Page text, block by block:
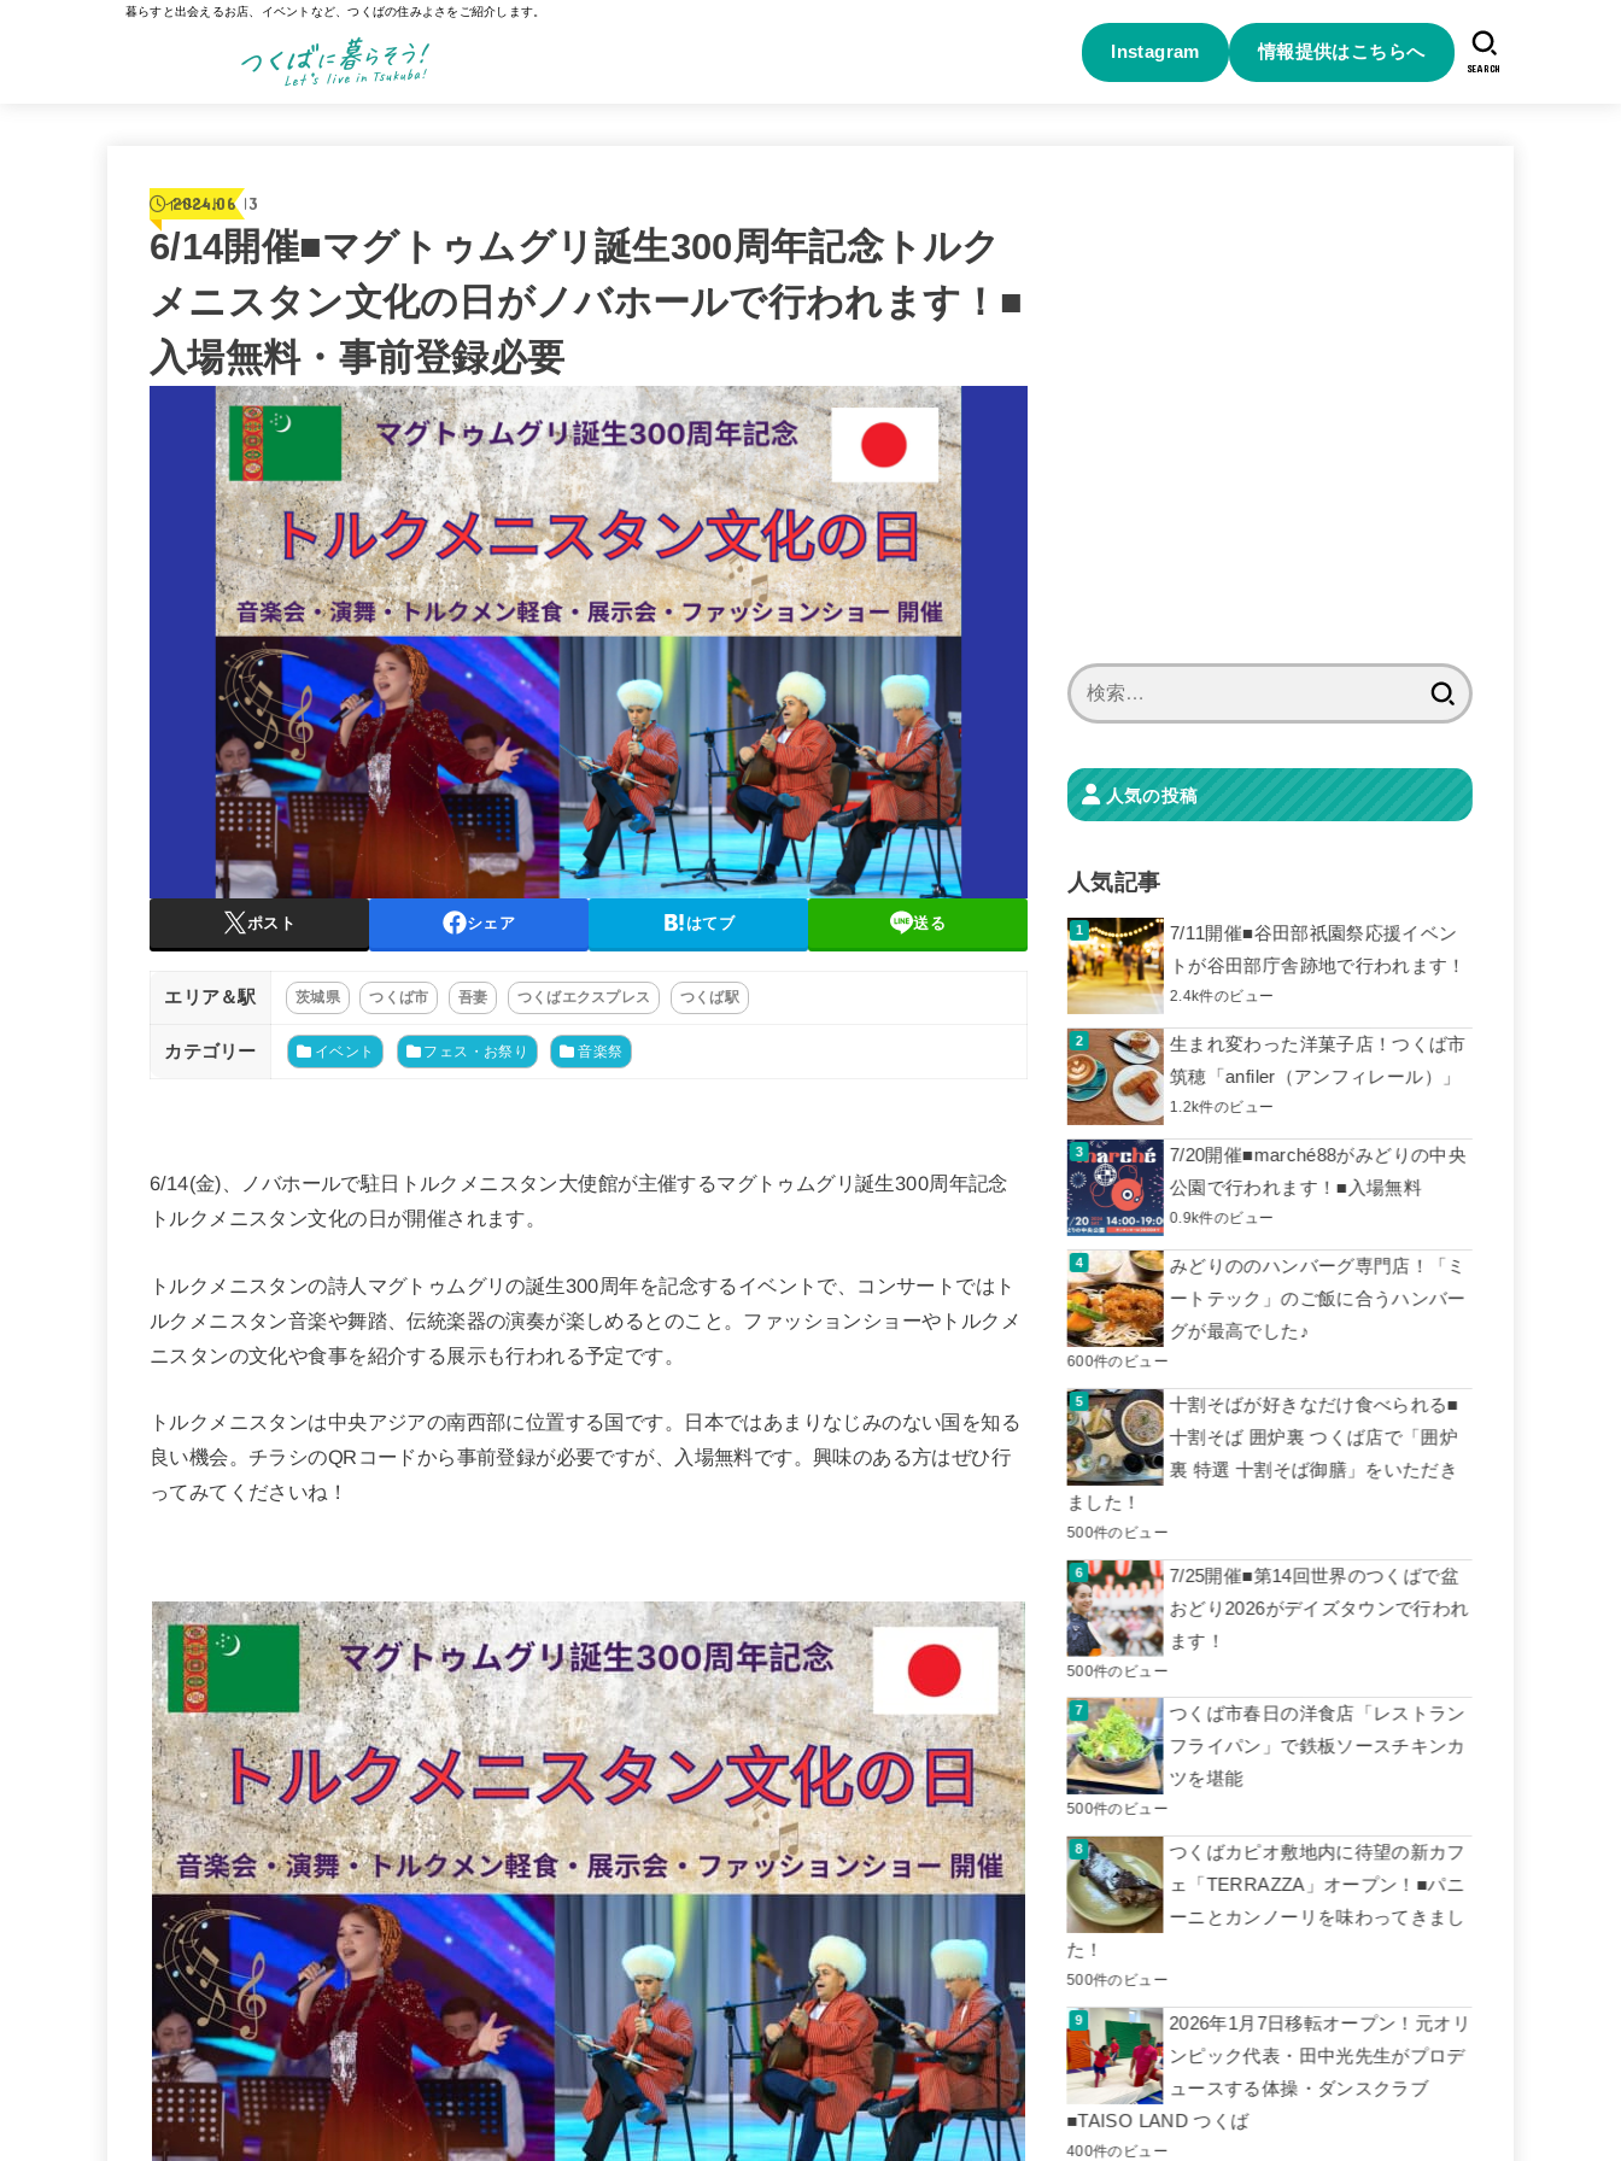
暮らすと出会えるお店、イベントなど、つくばの住みよさをご紹介します。
Instagram 情報提供はこちらへ
SEARCH
イベント
2024.06.13
6/14開催■マグトゥムグリ誕生300周年記念トルク
メニスタン文化の日がノバホールで行われます！■
入場無料・事前登録必要
ポスト シェア はてブ 送る
エリア＆駅 茨城県 つくば市 吾妻 つくばエクスプレス つくば駅
カテゴリー イベント フェス・お祭り 音楽祭
6/14(金)、ノバホールで駐日トルクメニスタン大使館が主催するマグトゥムグリ誕生300周年記念
トルクメニスタン文化の日が開催されます。
トルクメニスタンの詩人マグトゥムグリの誕生300周年を記念するイベントで、コンサートではト
ルクメニスタン音楽や舞踏、伝統楽器の演奏が楽しめるとのこと。ファッションショーやトルクメ
ニスタンの文化や食事を紹介する展示も行われる予定です。
トルクメニスタンは中央アジアの南西部に位置する国です。日本ではあまりなじみのない国を知る
良い機会。チラシのQRコードから事前登録が必要ですが、入場無料です。興味のある方はぜひ行
ってみてくださいね！
人気の投稿
人気記事
7/11開催■谷田部祇園祭応援イベン
トが谷田部庁舎跡地で行われます！
2.4k件のビュー
生まれ変わった洋菓子店！つくば市
筑穂「anfiler（アンフィレール）」
1.2k件のビュー
7/20開催■marché88がみどりの中央
公園で行われます！■入場無料
0.9k件のビュー
みどりののハンバーグ専門店！「ミ
ートテック」のご飯に合うハンバー
グが最高でした♪
600件のビュー
十割そばが好きなだけ食べられる■
十割そば 囲炉裏 つくば店で「囲炉
裏 特選 十割そば御膳」をいただき
ました！
500件のビュー
7/25開催■第14回世界のつくばで盆
おどり2026がデイズタウンで行われ
ます！
500件のビュー
つくば市春日の洋食店「レストラン
フライパン」で鉄板ソースチキンカ
ツを堪能
500件のビュー
つくばカピオ敷地内に待望の新カフ
ェ「TERRAZZA」オープン！■パニ
ーニとカンノーリを味わってきまし
た！
500件のビュー
2026年1月7日移転オープン！元オリ
ンピック代表・田中光先生がプロデ
ュースする体操・ダンスクラブ
■TAISO LAND つくば
400件のビュー